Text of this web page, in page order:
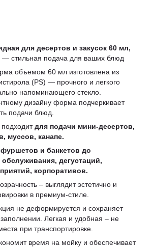
для десертов и закусок 60 мл,
— стильная подача для ваших блюд
объемом 60 мл изготовлена ​​из
(PS) — прочного и легкого
напоминающего стекло.
дизайну форма подчеркивает
подачи блюд.
для подачи мини-десертов,
муссов, канапе.
и банкетов до
обслуживания, дегустаций,
корпоративов.
– выглядит эстетично и
в премиум-стиле.
не деформируется и сохраняет
Легкая и удобная – не
при транспортировке.
время на мойку и обеспечивает